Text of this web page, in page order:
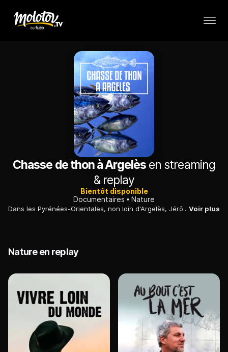
Chasse de thon à Argelèsen streaming
& replay
Bientôt disponible
Documentaires
Nature
Dans les Pyrénées-Orientales, non loin d'Argelès, Jérôme et Philippe font découvrir toutes les difficultés de la pêche aux leurres en chasse de thons.Voir plus
Nature en replay